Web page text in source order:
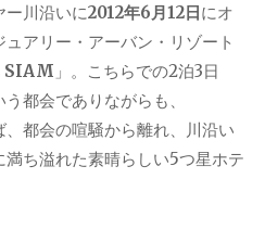
ー川沿いに2012年6月12日にオ
アリー・アーバン・リゾート
SIAM 」。こちらでの2泊3日
都会でありながらも、
都会の喧騒から離れ、川沿い
ち溢れた素晴らしい5つ星ホテ